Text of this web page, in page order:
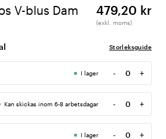
V-blus Dam 479,20 kr
(exkl. moms)
Storleksguide
I lager -
Antal
+
Kan skickas inom 6-8 arbetsdagar -
Antal
+
I lager - +